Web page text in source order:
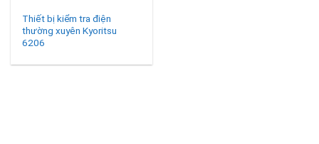
Thiết bị kiểm tra điện
thường xuyên Kyoritsu
6206